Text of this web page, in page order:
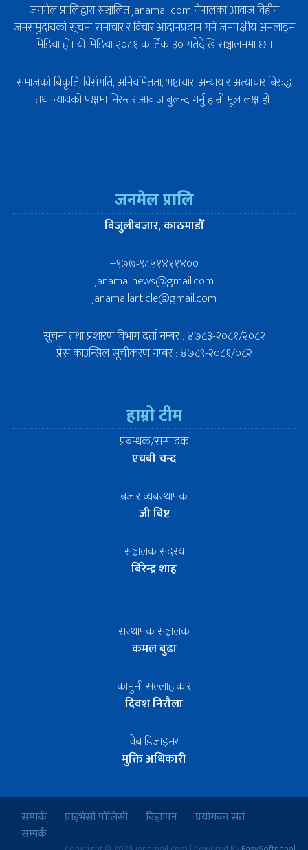
जनमेल प्रा.लि.द्वारा सञ्चालित janamail.com नेपालका आवाज विहीन
जनसमुदायको सूचना समाचार र विचार आदानप्रदान गर्ने जनपक्षीय अनलाइन
मिडिया हो। यो मिडिया २०८१ कार्तिक ३० गतेदेखि सञ्चालनमा छ ।
समाजको बिकृति, विसंगति, अनियमितता, भष्टाचार, अन्याय र अत्याचार बिरुद्ध
तथा न्यायको पक्षमा निरन्तर आवाज बुलन्द गर्नु हाम्रो मूल लक्ष हो।
जनमेल प्रालि
बिजुलीबजार, काठमाडौँ
+९७७-९८५१४११४००
janamailnews@gmail.com
janamailarticle@gmail.com
सूचना तथा प्रशारण विभाग दर्ता नम्बर : ४७८३-२०८१/२०८२
प्रेस काउन्सिल सूचीकरण नम्बर : ४७८९-२०८१/०८२
हाम्रो टीम
प्रबन्धक/सम्पादक
एचबी चन्द
बजार व्यबस्थापक
जी बिष्ट
सञ्चालक सदस्य
बिरेन्द्र शाह
सस्थापक सञ्चालक
कमल बुढा
कानुनी सल्लाहाकार
दिवश निरौला
वेब डिजाइनर
मुक्ति अधिकारी
सम्पर्क प्राइभेसी पोलिसी विज्ञापन
प्रयोगका सर्त
सम्पर्क